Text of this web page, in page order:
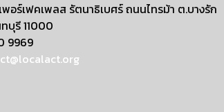
อร์เฟคเพลส รัตนาธิเบศร์ ถนนไทรม้า ต.บางรัก
บุรี 11000
9969